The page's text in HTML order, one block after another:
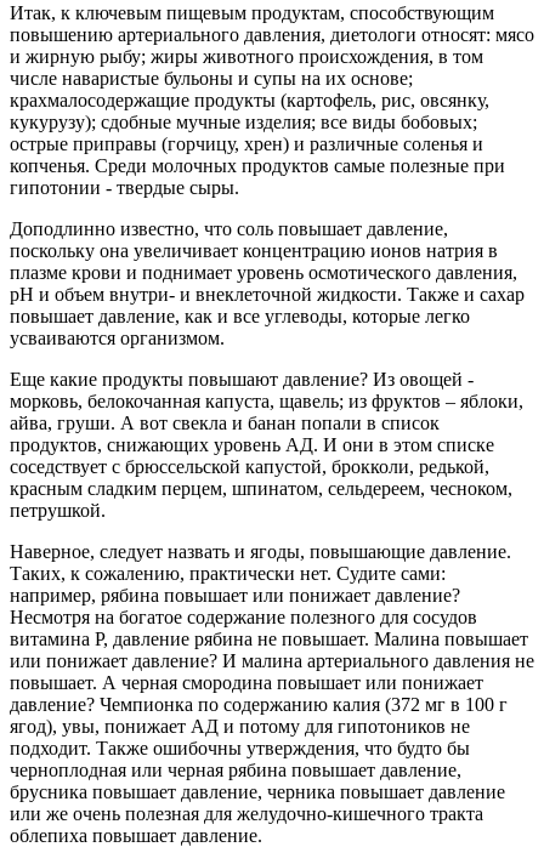
Итак, к ключевым пищевым продуктам, способствующим
повышению артериального давления, диетологи относят: мясо
и жирную рыбу; жиры животного происхождения, в том
числе наваристые бульоны и супы на их основе;
крахмалосодержащие продукты (картофель, рис, овсянку,
кукурузу); сдобные мучные изделия; все виды бобовых;
острые приправы (горчицу, хрен) и различные соленья и
копченья. Среди молочных продуктов самые полезные при
гипотонии - твердые сыры.
Доподлинно известно, что соль повышает давление,
поскольку она увеличивает концентрацию ионов натрия в
плазме крови и поднимает уровень осмотического давления,
рН и объем внутри- и внеклеточной жидкости. Также и сахар
повышает давление, как и все углеводы, которые легко
усваиваются организмом.
Еще какие продукты повышают давление? Из овощей -
морковь, белокочанная капуста, щавель; из фруктов – яблоки,
айва, груши. А вот свекла и банан попали в список
продуктов, снижающих уровень АД. И они в этом списке
соседствует с брюссельской капустой, брокколи, редькой,
красным сладким перцем, шпинатом, сельдереем, чесноком,
петрушкой.
Наверное, следует назвать и ягоды, повышающие давление.
Таких, к сожалению, практически нет. Судите сами:
например, рябина повышает или понижает давление?
Несмотря на богатое содержание полезного для сосудов
витамина Р, давление рябина не повышает. Малина повышает
или понижает давление? И малина артериального давления не
повышает. А черная смородина повышает или понижает
давление? Чемпионка по содержанию калия (372 мг в 100 г
ягод), увы, понижает АД и потому для гипотоников не
подходит. Также ошибочны утверждения, что будто бы
черноплодная или черная рябина повышает давление,
брусника повышает давление, черника повышает давление
или же очень полезная для желудочно-кишечного тракта
облепиха повышает давление.